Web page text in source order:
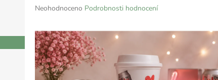
Průměrné
je
0,0
z
5
hvězdiček.
Neohodnoceno Podrobnosti hodnocení